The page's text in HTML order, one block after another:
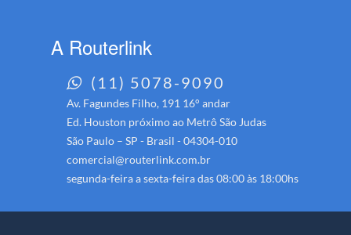
A Routerlink
(11) 5078-9090
Av. Fagundes Filho, 191 16° andar
Ed. Houston próximo ao Metrô São Judas
São Paulo – SP - Brasil - 04304-010
comercial@routerlink.com.br
segunda-feira a sexta-feira das 08:00 às 18:00hs